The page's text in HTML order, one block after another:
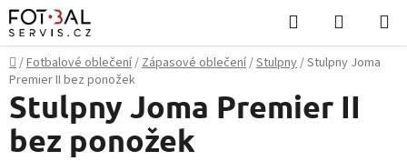
Přejít
na
obsah
Hledat
KOŠÍK
Domů
/Fotbalové oblečení/Zápasové oblečení/Stulpny/Stulpny Joma
Premier II bez ponožek
Stulpny Joma Premier II
bez ponožek